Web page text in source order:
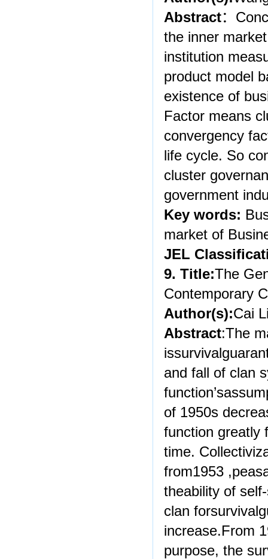
Abstract：
the inner
institution
product model
existence of
Factor means
convergency
life cycle. So
cluster
government
Key words:
market of
JEL
9. Title:The
Contemporary
Author(s):Cai
Abstract:The
and fall of clan
of 1950s
function greatly
time.
from1953
theability of
clan
increase.From
purpose, the